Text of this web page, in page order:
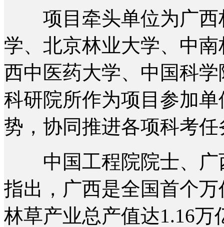
项目牵头单位为广西
学、北京林业大学、中
西中医药大学、中国科
科研院所作为项目参加
势，协同推进各项科考任
中国工程院院士、广
指出，广西是全国首个
林草产业总产值达1.16